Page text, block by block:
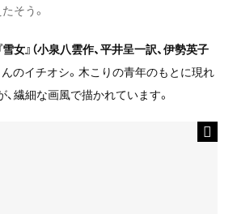
そう。
雪女』（小泉八雲作、平井呈一訳、伊勢英子
のイチオシ。木こりの青年のもとに現れ
繊細な画風で描かれています。